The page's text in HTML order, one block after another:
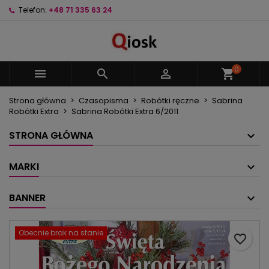
Telefon: +48 71 335 63 24
   shopping_cart0
Strona główna Czasopisma Robótki ręczne
Sabrina
Robótki Extra
Sabrina Robótki Extra 6/2011
STRONA GŁÓWNA
MARKI
BANNER
Obecnie brak na stanie favorite_border
Nazwa listy życzeń
Anuluj Utwórz listę życzeń
Musisz być zalogowany by zapisać produkty na
swojej liście życzeń.
Anuluj Zaloguj się